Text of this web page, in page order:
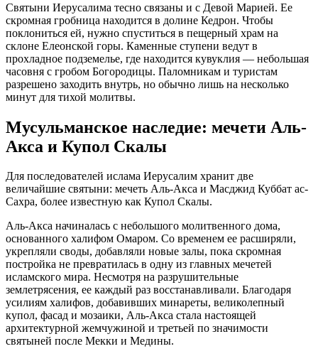
Святыни Иерусалима тесно связаны и с Девой Марией. Ее
скромная гробница находится в долине Кедрон. Чтобы
поклониться ей, нужно спуститься в пещерный храм на
склоне Елеонской горы. Каменные ступени ведут в
прохладное подземелье, где находится кувуклия — небольшая
часовня с гробом Богородицы. Паломникам и туристам
разрешено заходить внутрь, но обычно лишь на несколько
минут для тихой молитвы.
Мусульманское наследие: мечети Аль-
Акса и Купол Скалы
Для последователей ислама Иерусалим хранит две
величайшие святыни: мечеть Аль-Акса и Масджид Куббат ас-
Сахра, более известную как Купол Скалы.
Аль-Акса начиналась с небольшого молитвенного дома,
основанного халифом Омаром. Со временем ее расширяли,
укрепляли своды, добавляли новые залы, пока скромная
постройка не превратилась в одну из главных мечетей
исламского мира. Несмотря на разрушительные
землетрясения, ее каждый раз восстанавливали. Благодаря
усилиям халифов, добавивших минареты, великолепный
купол, фасад и мозаики, Аль-Акса стала настоящей
архитектурной жемчужиной и третьей по значимости
святыней после Мекки и Медины.